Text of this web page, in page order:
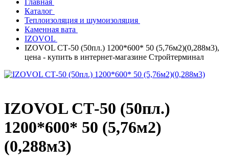
Главная
Каталог
Теплоизоляция и шумоизоляция
Каменная вата
IZOVOL
IZOVOL СТ-50 (50пл.) 1200*600* 50 (5,76м2)(0,288м3),
цена - купить в интернет-магазине Стройтерминал
IZOVOL СТ-50 (50пл.)
1200*600* 50 (5,76м2)
(0,288м3)